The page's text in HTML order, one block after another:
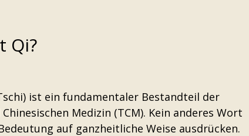
Qi?
ist ein fundamentaler Bestandteil der
Medizin (TCM). Kein anderes Wort
auf ganzheitliche Weise ausdrücken.